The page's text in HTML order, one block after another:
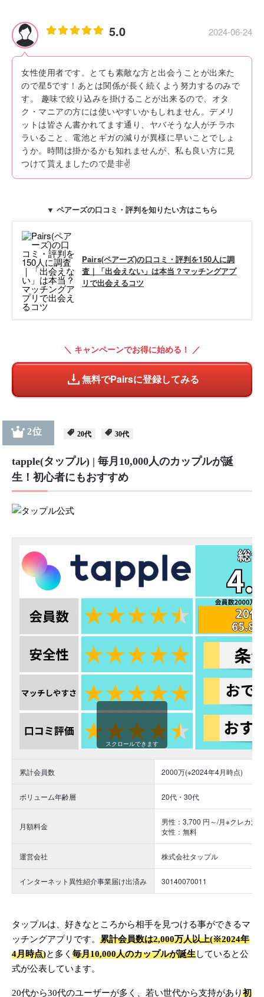
5.0 2024-06-24
女性使用者です。とても素敵な方と出会うことが出来た
ので星5です！あとは関係が長く続くよう努力するのみで
す。 趣味で絞り込みを掛けることが出来るので、オタ
ク・マニアの方には使いやすいかもしれません。デメリ
ットは皆さん書かれてます通り、ヤバそうな人がチラホ
ラいること、電池とギガの減りが異様に早いことでしょ
うか。時間は掛かるかも知れませんが、私も良い方に見
つけて貰えましたので是非✌
▼ ペアーズの口コミ・評判を知りたい方はこちら
Pairs(ペアーズ)の口コミ・評判を150人に調
査｜「出会えない」は本当？マッチングアプ
リで出会えるコツ
＼ キャンペーンでお得に始める！ ／
無料でPairsに登録してみる
2位 20代 30代
tapple(タップル) | 毎月10,000人のカップルが誕
生！初心者にもおすすめ
累計会員数 2000万(※2024年4月時点)
ボリューム年齢層 20代・30代
月額料金 男性：3,700 円～/月※クレカ決
女性：無料
運営会社 株式会社タップル
インターネット異性紹介事業届け出済み 30140070011
スクロールできます
タップルは、好きなところから相手を見つける事ができるマ
ッチングアプリです。 累計会員数は2,000万人以上(※2024年
4月時点)と多く 毎月10,000人のカップルが誕生していると公
式が公表しています。
20代から30代のユーザーが多く、若い世代から支持があり初